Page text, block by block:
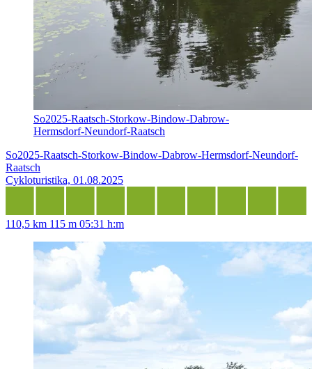
So2025-Raatsch-Storkow-Bindow-Dabrow-
Hermsdorf-Neundorf-Raatsch
So2025-Raatsch-Storkow-Bindow-Dabrow-Hermsdorf-Neundorf-
Raatsch
Cykloturistika, 01.08.2025
110,5 km 115 m 05:31 h:m